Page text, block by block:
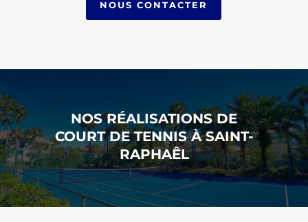
NOUS CONTACTER
NOS RÉALISATIONS DE
COURT DE TENNIS À SAINT-
RAPHAÊL